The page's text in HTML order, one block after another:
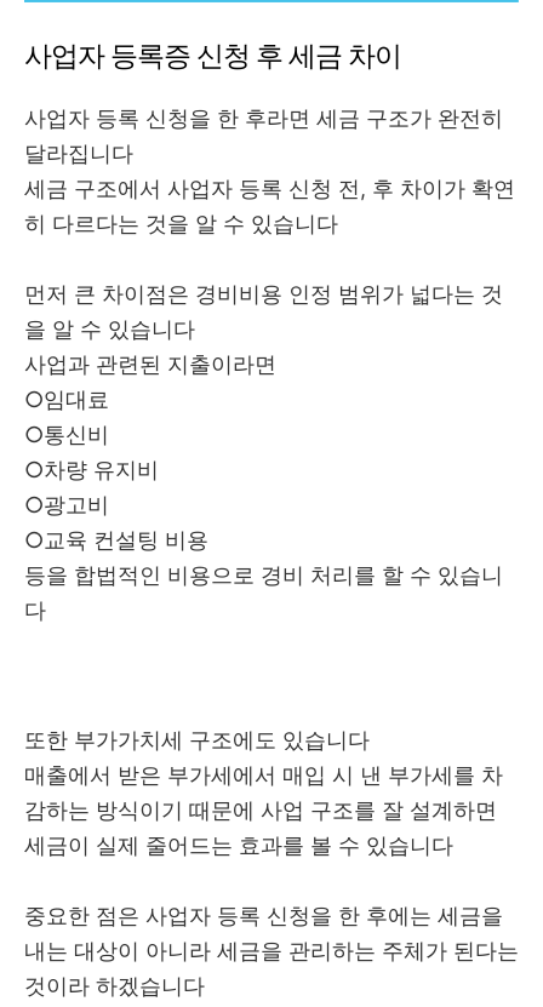
사업자 등록증 신청 후 세금 차이
사업자 등록 신청을 한 후라면 세금 구조가 완전히
달라집니다
세금 구조에서 사업자 등록 신청 전, 후 차이가 확연
히 다르다는 것을 알 수 있습니다
먼저 큰 차이점은 경비비용 인정 범위가 넓다는 것
을 알 수 있습니다
사업과 관련된 지출이라면
○임대료
○통신비
○차량 유지비
○광고비
○교육 컨설팅 비용
등을 합법적인 비용으로 경비 처리를 할 수 있습니
다
또한 부가가치세 구조에도 있습니다
매출에서 받은 부가세에서 매입 시 낸 부가세를 차
감하는 방식이기 때문에 사업 구조를 잘 설계하면
세금이 실제 줄어드는 효과를 볼 수 있습니다
중요한 점은 사업자 등록 신청을 한 후에는 세금을
내는 대상이 아니라 세금을 관리하는 주체가 된다는
것이라 하겠습니다